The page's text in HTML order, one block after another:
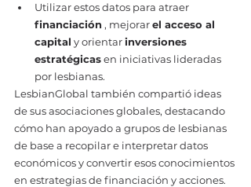
Utilizar estos datos para atraer
financiación , mejorar el acceso al
capital y orientar inversiones
estratégicas en iniciativas lideradas
por lesbianas.
LesbianGlobal también compartió ideas
de sus asociaciones globales, destacando
cómo han apoyado a grupos de lesbianas
de base a recopilar e interpretar datos
económicos y convertir esos conocimientos
en estrategias de financiación y acciones.